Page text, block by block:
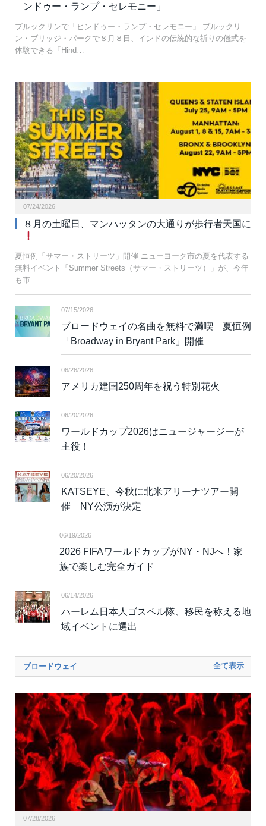
ンドゥー・ランプ・セレモニー」
ブルックリンで「ヒンドゥー・ランプ・セレモニー」 ブルックリ
ン・ブリッジ・パークで８月８日、インドの伝統的な祈りの儀式を
体験できる「Hind…
07/24/2026
８月の土曜日、マンハッタンの大通りが歩行者天国に
夏恒例「サマー・ストリーツ」開催 ニューヨーク市の夏を代表する
無料イベント「Summer Streets（サマー・ストリーツ）」が、今年
も市…
07/15/2026
ブロードウェイの名曲を無料で満喫 夏恒例
「Broadway in Bryant Park」開催
06/26/2026
アメリカ建国250周年を祝う特別花火
06/20/2026
ワールドカップ2026はニュージャージーが
主役！
06/20/2026
KATSEYE、今秋に北米アリーナツアー開
催 NY公演が決定
06/19/2026
2026 FIFAワールドカップがNY・NJへ！家
族で楽しむ完全ガイド
06/14/2026
ハーレム日本人ゴスペル隊、移民を称える地
域イベントに選出
ブロードウェイ 全て表示
07/28/2026